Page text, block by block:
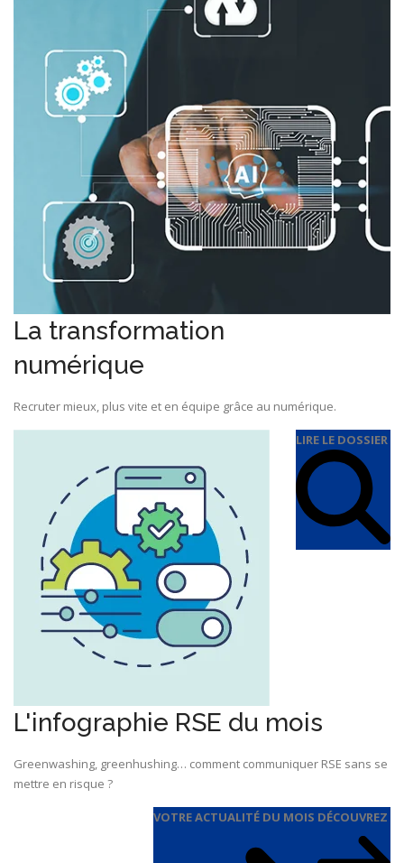
La transformation
numérique
Recruter mieux, plus vite et en équipe grâce au numérique.
LIRE LE DOSSIER
L'infographie RSE du mois
Greenwashing, greenhushing… comment communiquer RSE sans se
mettre en risque ?
DÉCOUVREZ
VOTRE ACTUALITÉ DU MOIS